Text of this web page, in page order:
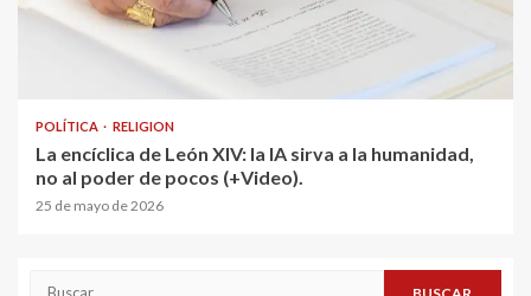
POLÍTICA RELIGION
La encíclica de León XIV: la IA sirva a la humanidad,
no al poder de pocos (+Video).
25 de mayo de 2026
Buscar: